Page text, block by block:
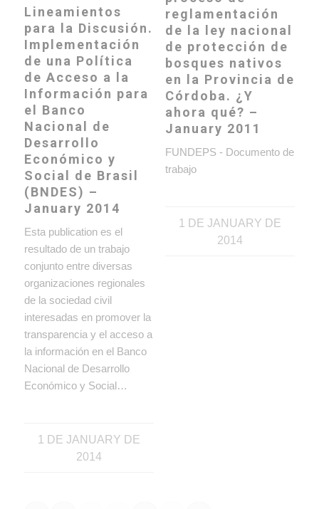
Lineamientos
para la Discusión.
Implementación
de una Política
de Acceso a la
Información para
el Banco
Nacional de
Desarrollo
Económico y
Social de Brasil
(BNDES) –
January 2014
Esta publication es el
resultado de un trabajo
conjunto entre diversas
organizaciones regionales
de la sociedad civil
interesadas en promover la
transparencia y el acceso a
la información en el Banco
Nacional de Desarrollo
Económico y Social…
1 DE JANUARY DE
2014
reglamentación
de la ley nacional
de protección de
bosques nativos
en la Provincia de
Córdoba. ¿Y
ahora qué? –
January 2011
FUNDEPS - Documento de
trabajo
1 DE JANUARY DE
2014